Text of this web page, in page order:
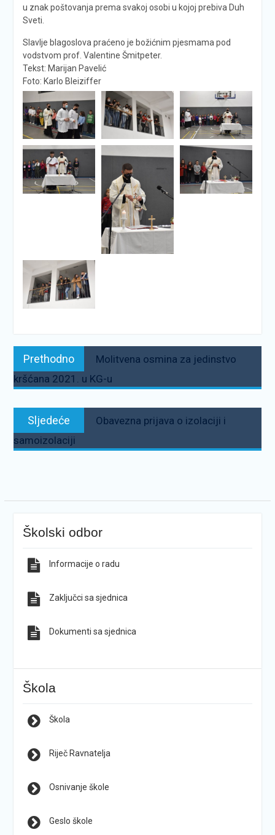
u znak poštovanja prema svakoj osobi u kojoj prebiva Duh
Sveti.
Slavlje blagoslova praćeno je božićnim pjesmama pod
vodstvom prof. Valentine Šmitpeter.
Tekst: Marijan Pavelić
Foto: Karlo Bleiziffer
Navigacija
objava
Prethodno
Molitvena osmina za jedinstvo
kršćana 2021. u KG-u
Sljedeće
Obavezna prijava o izolaciji i
samoizolaciji
Školski odbor
Informacije o radu
Zaključci sa sjednica
Dokumenti sa sjednica
Škola
Škola
Riječ Ravnatelja
Osnivanje škole
Geslo škole